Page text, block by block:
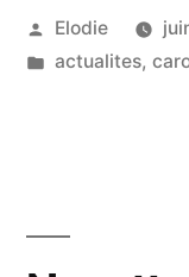
Publié
par
Elodie
Publié
actualites,